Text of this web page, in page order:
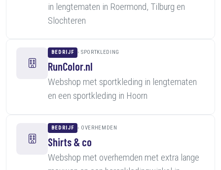
in lengtematen in Roermond, Tilburg en
Slochteren
BEDRIJF SPORTKLEDING
RunColor.nl
Webshop met sportkleding in lengtematen
en een sportkleding in Hoorn
BEDRIJF OVERHEMDEN
Shirts & co
Webshop met overhemden met extra lange